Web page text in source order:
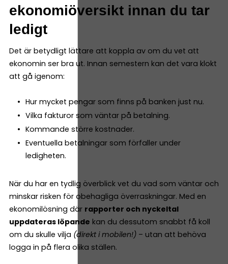
ekonomiöversikt innan du tar
ledigt
Det är betydligt lättare att koppla av om du vet att
ekonomin ser bra ut. Innan semestern kan det vara klokt
att gå igenom:
Hur mycket pengar som finns på banken just nu.
Vilka fakturor som väntar på betalning.
Kommande större kostnader.
Eventuella betalningar som förfaller under
ledigheten.
När du har en tydlig överblick vet du vad som väntar och
minskar risken för obehagliga överraskningar. Med en
ekonomilösning där rapporter och nyckeltal
uppdateras löpande kan du dessutom snabbt få koll
om du skulle vilja (direkt i mobilen!) – utan att behöva
logga in på flera olika ställen.